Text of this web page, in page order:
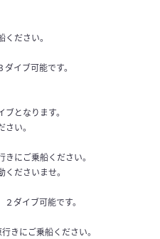
ださい。
イブ可能です。
となります。
い。
にご乗船ください。
ださいませ。
ダイブ可能です。
きにご乗船ください。